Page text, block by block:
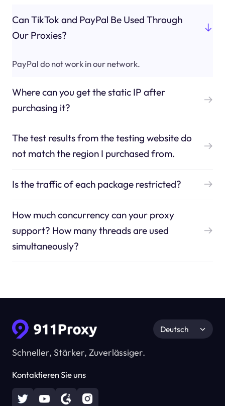
Can TikTok and PayPal Be Used Through
Our Proxies?
PayPal do not work in our network.
Where can you get the static IP after
purchasing it?
The test results from the testing website do
not match the region I purchased from.
Is the traffic of each package restricted?
How much concurrency can your proxy
support? How many threads are used
simultaneously?
Schneller, Stärker, Zuverlässiger.
Kontaktieren Sie uns
Deutsch